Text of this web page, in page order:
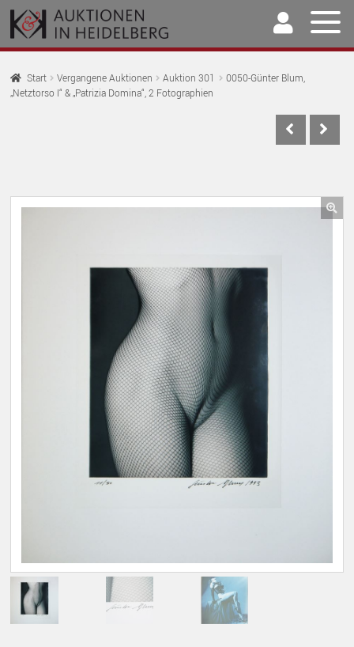
Zur
Navigation
springen
Springe
zum
Inhalt
Home
Start Vergangene Auktionen Auktion 301
0050-Günter Blum,
„Netztorso I“ & „Patrizia Domina“, 2 Fotographien